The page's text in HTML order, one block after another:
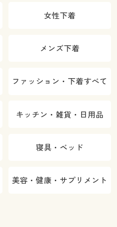
女性下着
メンズ下着
ファッション・下着すべて
キッチン・雑貨・日用品
寝具・ベッド
美容・健康・サプリメント